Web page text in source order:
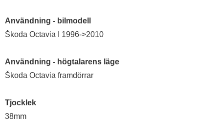
Användning - bilmodell
Škoda Octavia I 1996->2010
Användning - högtalarens läge
Škoda Octavia framdörrar
Tjocklek
38mm